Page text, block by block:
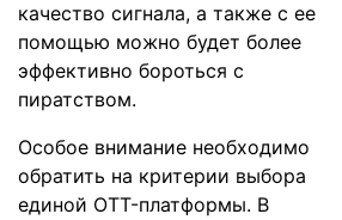
качество сигнала, а также с ее
помощью можно будет более
эффективно бороться с
пиратством.
Особое внимание необходимо
обратить на критерии выбора
единой OTT-платформы. В